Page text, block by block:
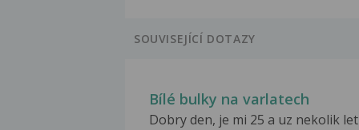
SOUVISEJÍCÍ DOTAZY
Bílé bulky na varlatech
Dobry den, je mi 25 a uz nekolik let